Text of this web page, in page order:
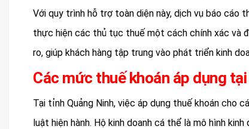
Với quy trình hỗ trợ toàn diện này, dịch vụ báo cáo
thực hiện các thủ tục thuế một cách chính xác và
ro, giúp khách hàng tập trung vào phát triển kinh
Các mức thuế khoán áp dụng
Tại tỉnh Quảng Ninh, việc áp dụng thuế khoán cho
luật hiện hành. Hộ kinh doanh cá thể là mô hình